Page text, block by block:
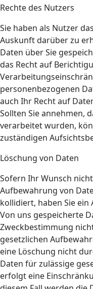
Rechte des Nutzers
Sie haben als Nutzer
Auskunft darüber zu
Daten über Sie
das Recht auf
personenbezogenen
auch Ihr Recht auf
Sollten Sie annehmen,
verarbeitet wurden,
zuständigen
Löschung von Daten
Sofern Ihr Wunsch
Aufbewahrung von
kollidiert, haben Sie
Von uns gespeicherte
Zweckbestimmung
gesetzlichen
eine Löschung nicht
Daten für zulässige
erfolgt eine